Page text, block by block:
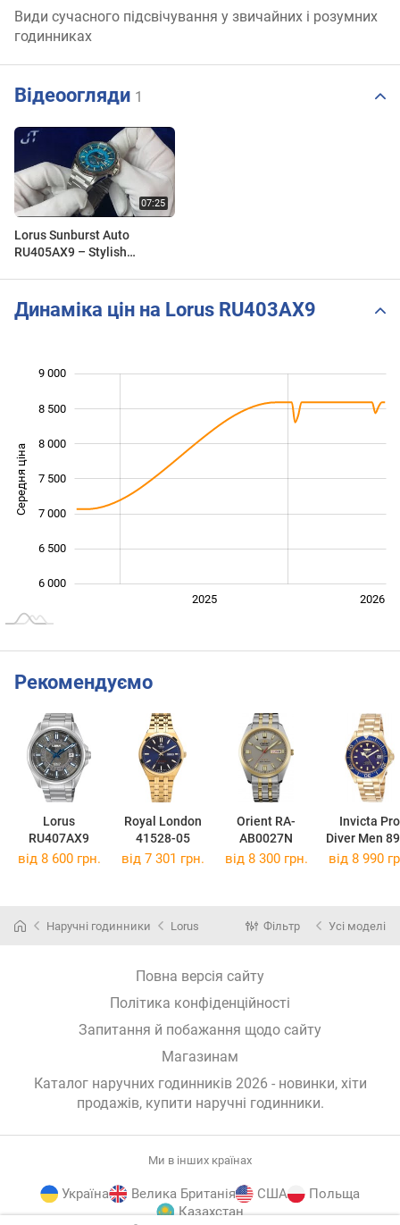
Види сучасного підсвічування у звичайних і розумних
годинниках
Відеоогляди 1
Lorus Sunburst Auto
RU405AX9 – Stylish
Динаміка цін на Lorus RU403AX9
Середня ціна 6 000
6 000
6 500
7 000
7 500
8 000
8 500
9 000
2025 2026
Рекомендуємо
Lorus
RU407AX9
Royal London
41528-05
Orient RA-
AB0027N
Invicta Pro
Diver Men
від 8 600 грн. від 7 301 грн. від 8 300 грн. від 8 990
Наручні годинники Lorus Фільтр Усі моделі
Повна версія сайту
Політика конфіденційності
Запитання й побажання щодо сайту
Магазинам
Каталог наручних годинників 2026 - новинки, хіти
продажів, купити наручні годинники.
Ми в інших країнах
Україна Велика Британія США
Польща
Казахстан